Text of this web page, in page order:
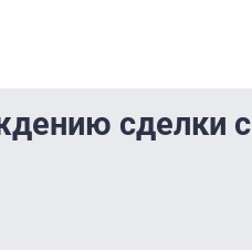
сделки с